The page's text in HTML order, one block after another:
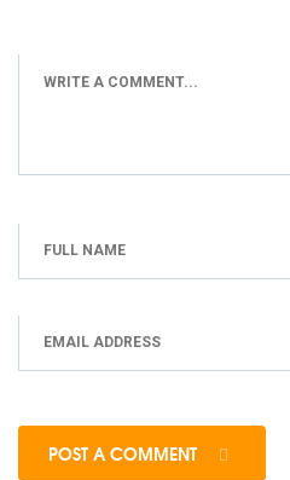
POST A COMMENT